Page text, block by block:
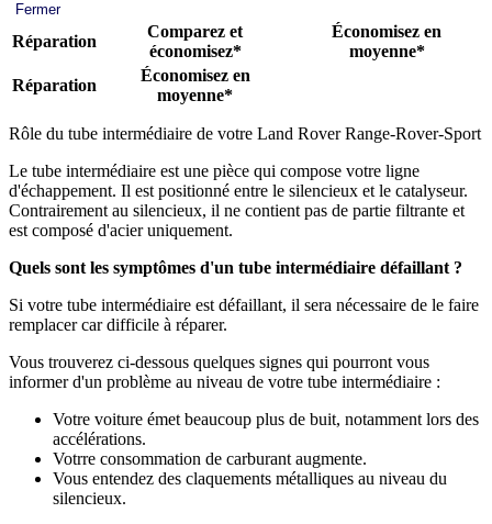
Fermer
Réparation
Comparez et
économisez*
Économisez en
moyenne*
Réparation
Économisez en
moyenne*
Rôle du tube intermédiaire de votre Land Rover Range-Rover-Sport
Le tube intermédiaire est une pièce qui compose votre ligne
d'échappement. Il est positionné entre le silencieux et le catalyseur.
Contrairement au silencieux, il ne contient pas de partie filtrante et
est composé d'acier uniquement.
Quels sont les symptômes d'un tube intermédiaire défaillant ?
Si votre tube intermédiaire est défaillant, il sera nécessaire de le faire
remplacer car difficile à réparer.
Vous trouverez ci-dessous quelques signes qui pourront vous
informer d'un problème au niveau de votre tube intermédiaire :
Votre voiture émet beaucoup plus de buit, notamment lors des
accélérations.
Votrre consommation de carburant augmente.
Vous entendez des claquements métalliques au niveau du
silencieux.